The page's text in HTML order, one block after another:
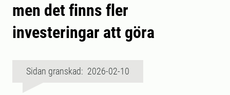
men det finns fler
investeringar att göra
Sidan granskad: 2026-02-10